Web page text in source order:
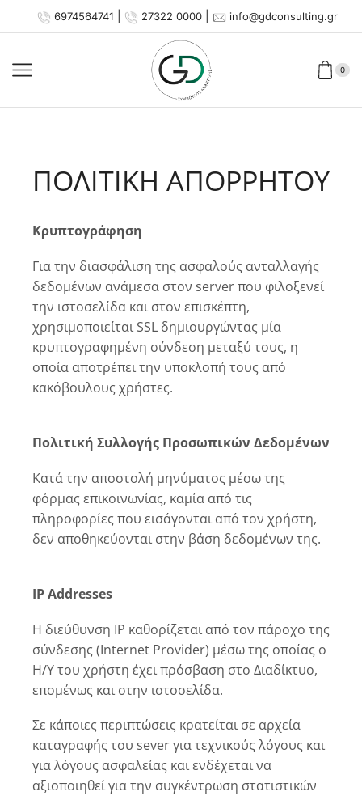
6974564741 27322 0000 info@gdconsulting.gr
0
ΠΟΛΙΤΙΚΉ ΑΠΟΡΡΉΤΟΥ
Κρυπτογράφηση
Για την διασφάλιση της ασφαλούς ανταλλαγής
δεδομένων ανάμεσα στον server που φιλοξενεί
την ιστοσελίδα και στον επισκέπτη,
χρησιμοποιείται SSL δημιουργώντας μία
κρυπτογραφημένη σύνδεση μεταξύ τους, η
οποία αποτρέπει την υποκλοπή τους από
κακόβουλους χρήστες.
Πολιτική Συλλογής Προσωπικών Δεδομένων
Κατά την αποστολή μηνύματος μέσω της
φόρμας επικοινωνίας, καμία από τις
πληροφορίες που εισάγονται από τον χρήστη,
δεν αποθηκεύονται στην βάση δεδομένων της.
IPAddresses
H διεύθυνση IP καθορίζεται από τον πάροχο της
σύνδεσης (Internet Provider) μέσω της οποίας ο
Η/Υ του χρήστη έχει πρόσβαση στο Διαδίκτυο,
επομένως και στην ιστοσελίδα.
Σε κάποιες περιπτώσεις κρατείται σε αρχεία
καταγραφής του sever για τεχνικούς λόγους και
για λόγους ασφαλείας και ενδέχεται να
αξιοποιηθεί για την συγκέντρωση στατιστικών